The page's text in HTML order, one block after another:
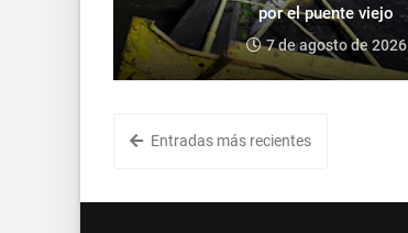
por el puente viejo
7 de agosto de 2026
Entradas más recientes